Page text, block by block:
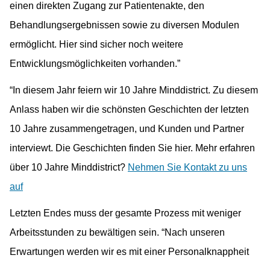
einen direkten Zugang zur Patientenakte, den
Behandlungsergebnissen sowie zu diversen Modulen
ermöglicht. Hier sind sicher noch weitere
Entwicklungsmöglichkeiten vorhanden.”
“In diesem Jahr feiern wir 10 Jahre Minddistrict. Zu diesem
Anlass haben wir die schönsten Geschichten der letzten
10 Jahre zusammengetragen, und Kunden und Partner
interviewt. Die Geschichten finden Sie hier. Mehr erfahren
über 10 Jahre Minddistrict? Nehmen Sie Kontakt zu uns
auf
Letzten Endes muss der gesamte Prozess mit weniger
Arbeitsstunden zu bewältigen sein. “Nach unseren
Erwartungen werden wir es mit einer Personalknappheit